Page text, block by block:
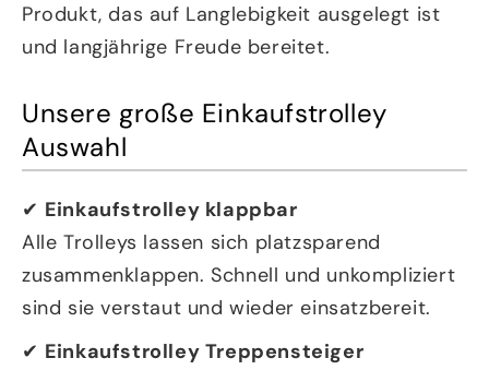
Produkt, das auf Langlebigkeit ausgelegt ist
und langjährige Freude bereitet.
Unsere große Einkaufstrolley
Auswahl
✔ Einkaufstrolley klappbar
Alle Trolleys lassen sich platzsparend
zusammenklappen. Schnell und unkompliziert
sind sie verstaut und wieder einsatzbereit.
✔ Einkaufstrolley Treppensteiger